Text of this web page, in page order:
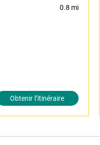
0.8 mi
Obtenir l’itinéraire